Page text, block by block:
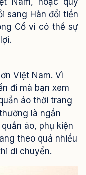
sang Hàn đổi tiền
Cổ vì có thể sự
Việt Nam. Vì
đi mà bạn xem
áo thời trang
là ngắn
áo, phụ kiện
theo quá nhiều
di chuyển.